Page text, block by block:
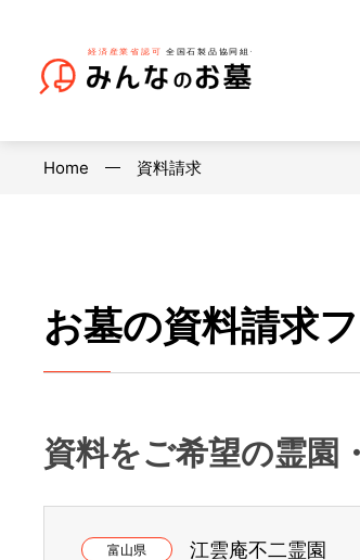
Home 資料請求
お墓の資料請求
資料をご希望の霊園
富山県 江雲庵不二霊園